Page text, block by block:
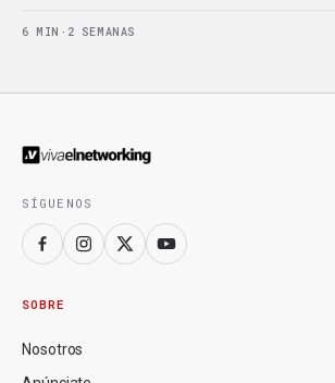
6 MIN · 2 SEMANAS
SÍGUENOS
SOBRE
Nosotros